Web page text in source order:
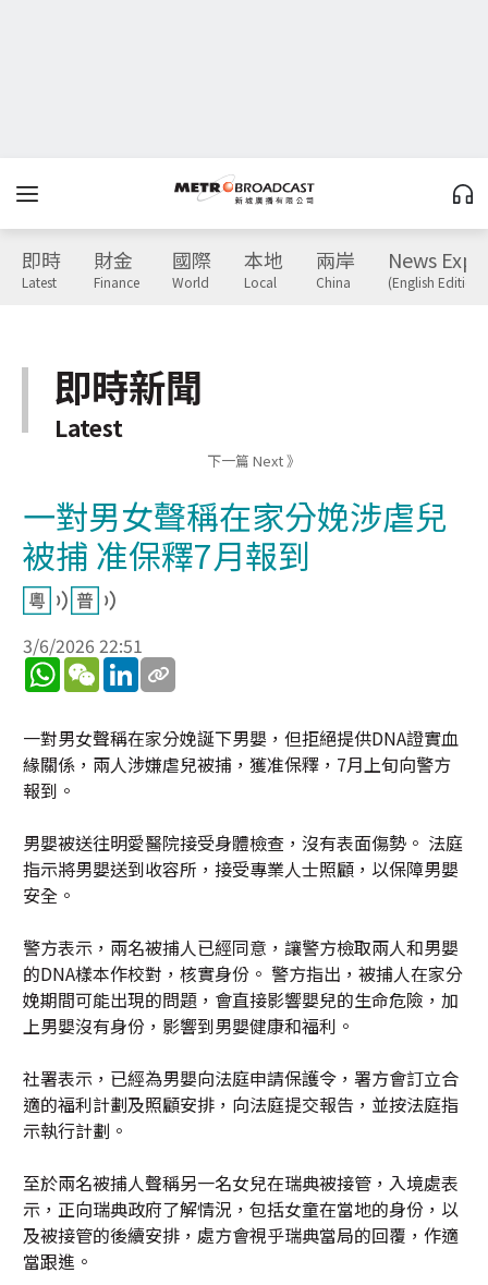
即時
Latest
財金
Finance
國際
World
本地
Local
兩岸
China
News
(English Edition)
即時新聞
Latest
下一篇 Next 》
一對男女聲稱在家分娩涉虐兒
被捕 准保釋7月報到
3/6/2026 22:51
WhatsApp
WeChatLinkedIn
一對男女聲稱在家分娩誕下男嬰，但拒絕提供DNA證實血
緣關係，兩人涉嫌虐兒被捕，獲准保釋，7月上旬向警方
報到。
男嬰被送往明愛醫院接受身體檢查，沒有表面傷勢。 法庭
指示將男嬰送到收容所，接受專業人士照顧，以保障男嬰
安全。
警方表示，兩名被捕人已經同意，讓警方檢取兩人和男嬰
的DNA樣本作校對，核實身份。 警方指出，被捕人在家分
娩期間可能出現的問題，會直接影響嬰兒的生命危險，加
上男嬰沒有身份，影響到男嬰健康和福利。
社署表示，已經為男嬰向法庭申請保護令，署方會訂立合
適的福利計劃及照顧安排，向法庭提交報告，並按法庭指
示執行計劃。
至於兩名被捕人聲稱另一名女兒在瑞典被接管，入境處表
示，正向瑞典政府了解情況，包括女童在當地的身份，以
及被接管的後續安排，處方會視乎瑞典當局的回覆，作適
當跟進。